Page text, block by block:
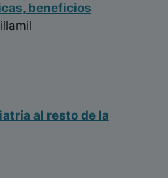
beneficios
al resto de la